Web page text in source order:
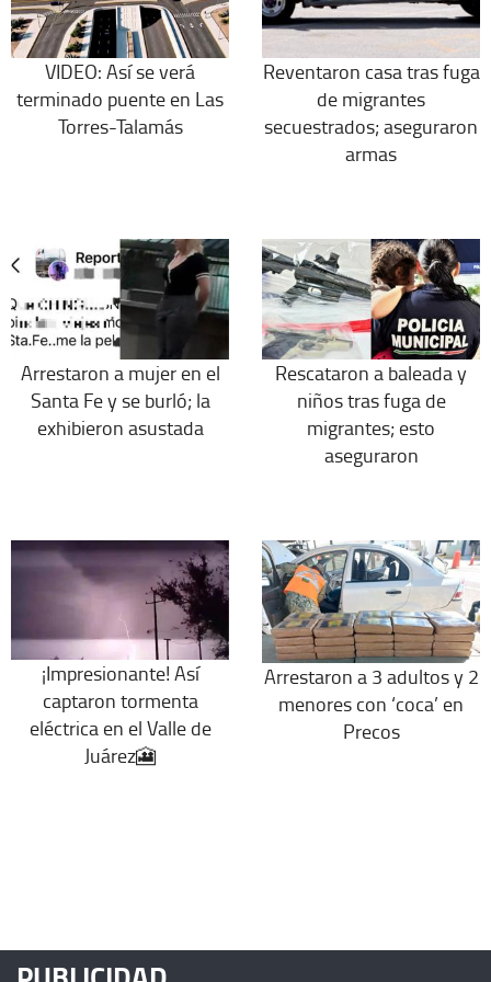
VIDEO: Así se verá
terminado puente en Las
Torres-Talamás
Reventaron casa tras fuga
de migrantes
secuestrados; aseguraron
armas
Arrestaron a mujer en el
Santa Fe y se burló; la
exhibieron asustada
Rescataron a baleada y
niños tras fuga de
migrantes; esto
aseguraron
¡Impresionante! Así
captaron tormenta
eléctrica en el Valle de
Juárez🎦
Arrestaron a 3 adultos y 2
menores con ‘coca’ en
Precos